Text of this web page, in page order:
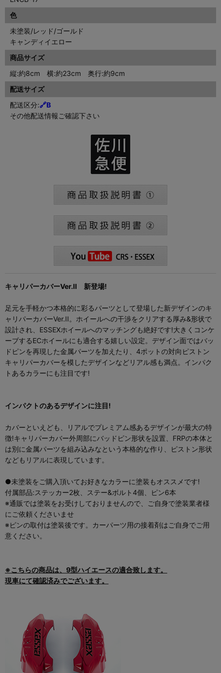
色
未塗装/レッド/ゴールド
キャンディイエロー
商品サイズ
縦:約8cm 横:約23cm 奥行:約9cm
配送サイズ
配送区分:🔗B
その他配送情報ご確認下さい
キャリパーカバーVer.II 新登場!
足元を手軽かつ本格的に彩るパーツとして登場した新デザインのキ
ャリパーカバーVer.II。ホイールへの干渉をクリアする厚み&形状で
設計され、ESSEXホイールへのマッチングも絶好です!大きくコンケ
ーブするECホイールにも適合する嬉しい設定。デザイン面ではバッ
ドピンを再現した金属パーツを加えたり、4ポットの対向ピストン
キャリパーカバーを模したデザインなどリアル感も満点。インパク
トあるカラーにも注目です!
インパクトのあるデザインに注目!
カバーといえども、リアルでプレミアム感あるデザインが最大の特
徴!キャリパーカバー外周部にバッドピン形状を設置、FRPの本体と
は別に金属パーツを組み込みなという本格的な作り、ピストン形状
などもリアルに表現しています。
●未塗装をご購入頂いてお好きなカラーに塗装もオススメです!
付属部品:ステッカー2枚、ステー&ボルト4個、ピン6本
※通販では塗装をお受けしておりませんので、ご自身で塗装業者様
にご依頼くださいませ
※ピンの取付は塗装後です。カーパーツ用の接着剤はご自身でご用
意ください。
※こちらの商品は、9型ハイエースの適合致します。
現車にて確認済みでございます。